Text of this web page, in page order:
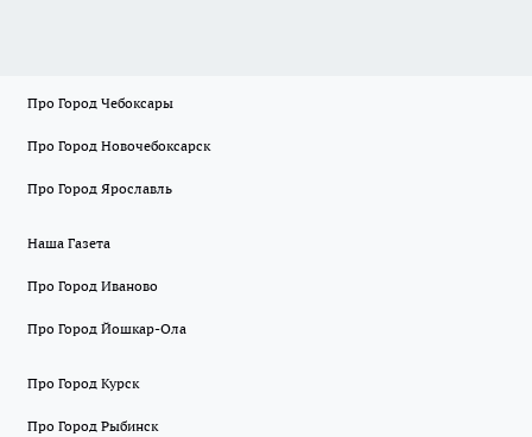
Про Город Чебоксары
Про Город Новочебоксарск
Про Город Ярославль
Наша Газета
Про Город Иваново
Про Город Йошкар-Ола
Про Город Курск
Про Город Рыбинск